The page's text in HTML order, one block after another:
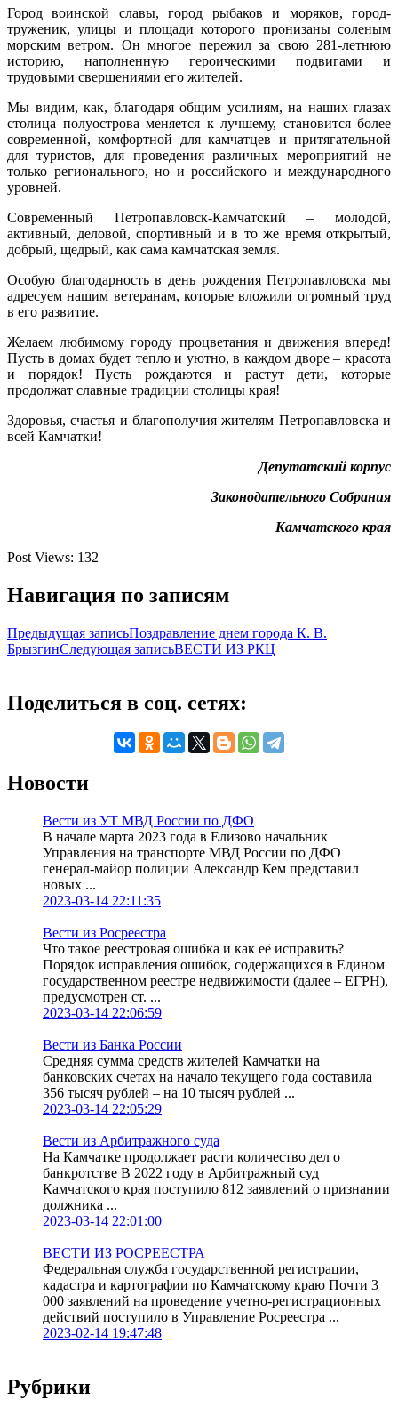
Город воинской славы, город рыбаков и моряков, город-
труженик, улицы и площади которого пронизаны соленым
морским ветром. Он многое пережил за свою 281-летнюю
историю, наполненную героическими подвигами и
трудовыми свершениями его жителей.
Мы видим, как, благодаря общим усилиям, на наших глазах
столица полуострова меняется к лучшему, становится более
современной, комфортной для камчатцев и притягательной
для туристов, для проведения различных мероприятий не
только регионального, но и российского и международного
уровней.
Современный Петропавловск-Камчатский – молодой,
активный, деловой, спортивный и в то же время открытый,
добрый, щедрый, как сама камчатская земля.
Особую благодарность в день рождения Петропавловска мы
адресуем нашим ветеранам, которые вложили огромный труд
в его развитие.
Желаем любимому городу процветания и движения вперед!
Пусть в домах будет тепло и уютно, в каждом дворе – красота
и порядок! Пусть рождаются и растут дети, которые
продолжат славные традиции столицы края!
Здоровья, счастья и благополучия жителям Петропавловска и
всей Камчатки!
Депутатский корпус
Законодательного Собрания
Камчатского края
Post Views: 132
Навигация по записям
Предыдущая записьПоздравление днем города К. В.
БрызгинСледующая записьВЕСТИ ИЗ РКЦ
Поделиться в соц. сетях:
Новости
Вести из УТ МВД России по ДФО
В начале марта 2023 года в Елизово начальник
Управления на транспорте МВД России по ДФО
генерал-майор полиции Александр Кем представил
новых ...
2023-03-14 22:11:35
Вести из Росреестра
Что такое реестровая ошибка и как её исправить?
Порядок исправления ошибок, содержащихся в Едином
государственном реестре недвижимости (далее – ЕГРН),
предусмотрен ст. ...
2023-03-14 22:06:59
Вести из Банка России
Средняя сумма средств жителей Камчатки на
банковских счетах на начало текущего года составила
356 тысяч рублей – на 10 тысяч рублей ...
2023-03-14 22:05:29
Вести из Арбитражного суда
На Камчатке продолжает расти количество дел о
банкротстве В 2022 году в Арбитражный суд
Камчатского края поступило 812 заявлений о признании
должника ...
2023-03-14 22:01:00
ВЕСТИ ИЗ РОСРЕЕСТРА
Федеральная служба государственной регистрации,
кадастра и картографии по Камчатскому краю Почти 3
000 заявлений на проведение учетно-регистрационных
действий поступило в Управление Росреестра ...
2023-02-14 19:47:48
Рубрики